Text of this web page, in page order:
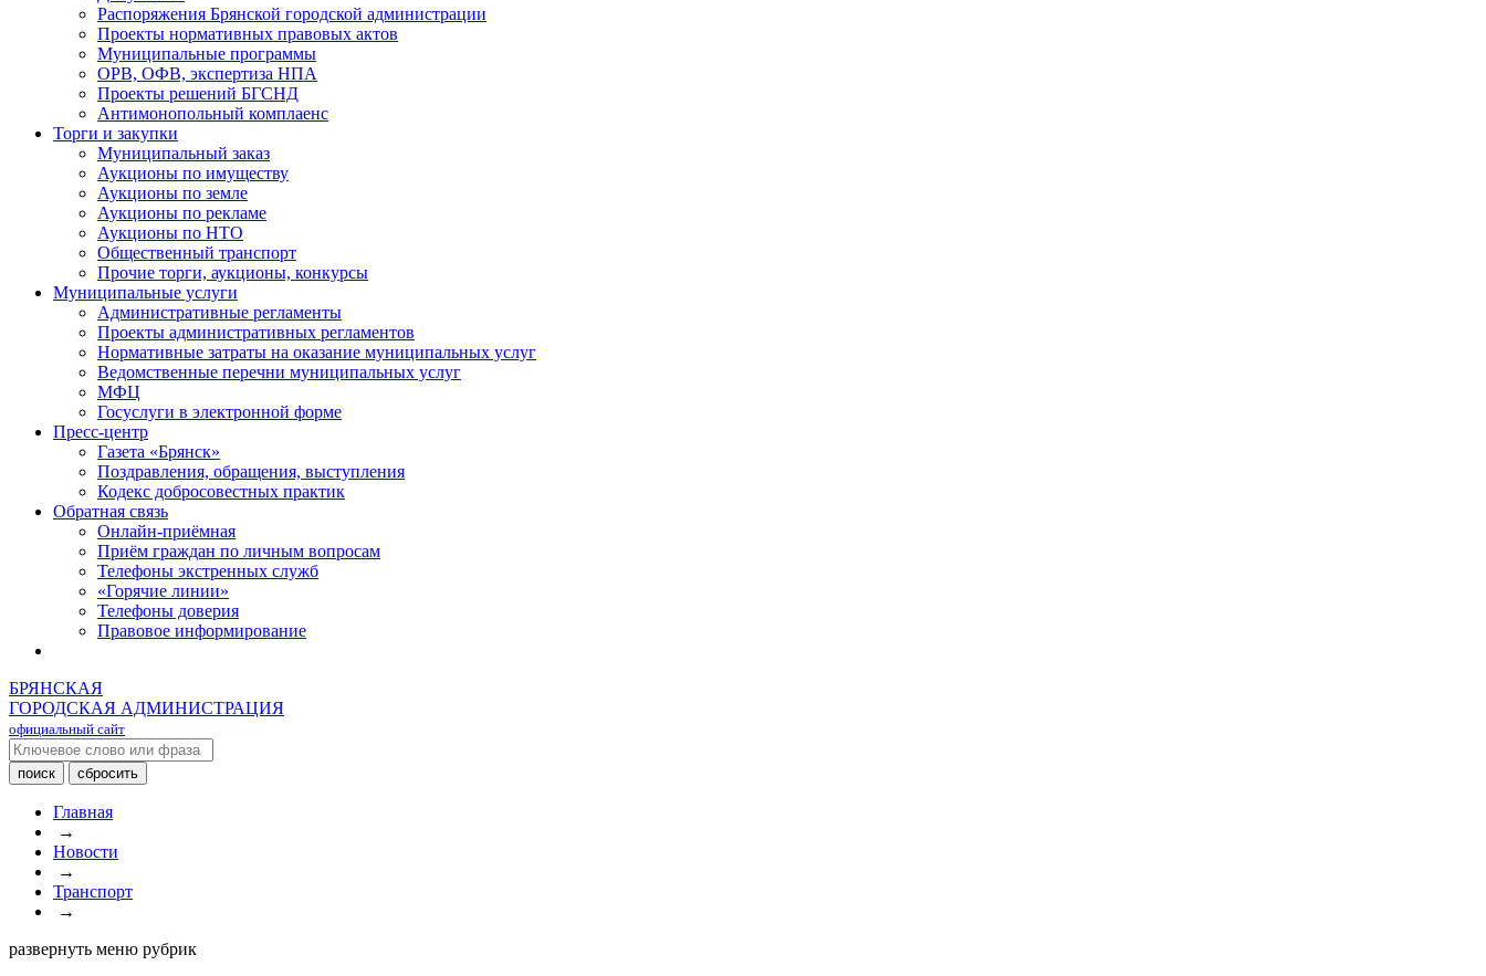
Распоряжения Брянской городской администрации
Проекты нормативных правовых актов
Муниципальные программы
ОРВ, ОФВ, экспертиза НПА
Проекты решений БГСНД
Антимонопольный комплаенс
Торги и закупки
Муниципальный заказ
Аукционы по имуществу
Аукционы по земле
Аукционы по рекламе
Аукционы по НТО
Общественный транспорт
Прочие торги, аукционы, конкурсы
Муниципальные услуги
Административные регламенты
Проекты административных регламентов
Нормативные затраты на оказание муниципальных услуг
Ведомственные перечни муниципальных услуг
МФЦ
Госуслуги в электронной форме
Пресс-центр
Газета «Брянск»
Поздравления, обращения, выступления
Кодекс добросовестных практик
Обратная связь
Онлайн-приёмная
Приём граждан по личным вопросам
Телефоны экстренных служб
«Горячие линии»
Телефоны доверия
Правовое информирование
БРЯНСКАЯ
ГОРОДСКАЯ АДМИНИСТРАЦИЯ
официальный сайт
Главная
→
Новости
→
Транспорт
→
развернуть меню рубрик